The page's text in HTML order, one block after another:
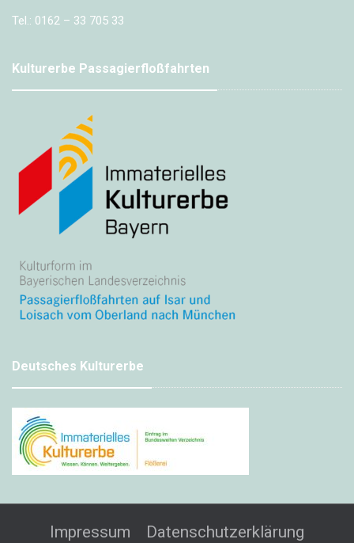
Tel.: 0162 – 33 705 33
Kulturerbe Passagierfloßfahrten
Deutsches Kulturerbe
Impressum Datenschutzerklärung